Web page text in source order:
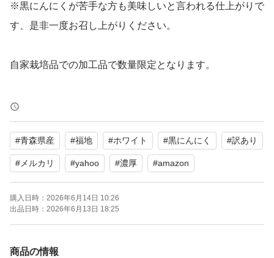
※黒にんにくが苦手な方も美味しいと言われる仕上がりで
す、是非一度お召し上がりください。
自家栽培品での加工品で数量限定となります。
独自開発した熟成機でにんにく本来の水分のみで容器内で
密閉熟成発酵し完成しました。少し硬めで激甘に仕上がっ
ております。【糖度50以上】
水分無調整、無着色、無香料で、皮がめくれた、
小さい、双子等が混じった訳あり品です。
#青森県産 #福地 #ホワイト #黒にんにく #訳あり
#メルカリ #yahoo #濃厚 #amazon
購入日時： 2026年6月14日 10:26
出品日時： 2026年6月13日 18:25
商品の情報